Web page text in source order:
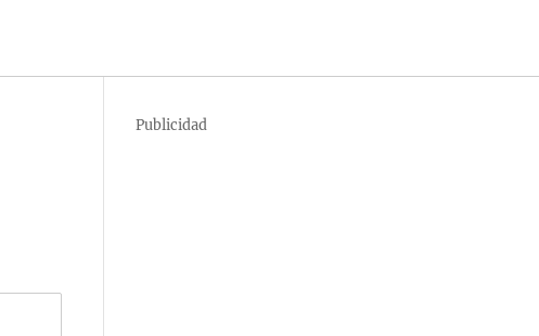
Publicidad